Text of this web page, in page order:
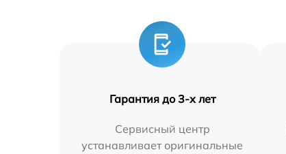
Гарантия до 3-х лет
Сервисный центр
устанавливает оригинальные